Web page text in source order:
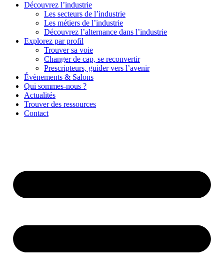
Découvrez l’industrie
Les secteurs de l’industrie
Les métiers de l’industrie
Découvrez l’alternance dans l’industrie
Explorez par profil
Trouver sa voie
Changer de cap, se reconvertir
Prescripteurs, guider vers l’avenir
Évènements & Salons
Qui sommes-nous ?
Actualités
Trouver des ressources
Contact